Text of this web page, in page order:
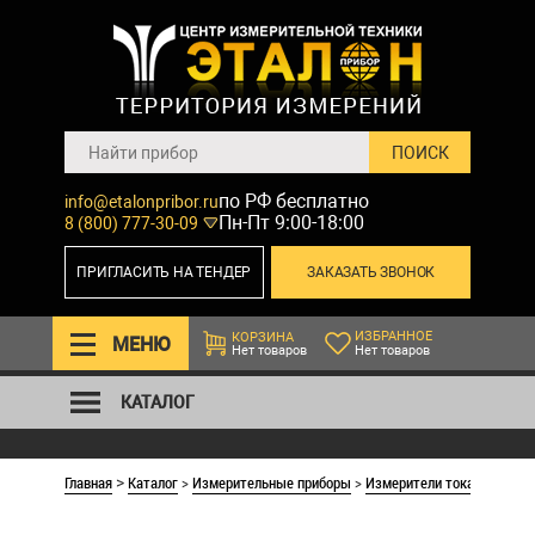
info@etalonpribor.ru
8 (800) 777-30-09
по РФ бесплатно
Пн-Пт 9:00-18:00
ЗАКАЗАТЬ ЗВОНОК
ПРИГЛАСИТЬ НА ТЕНДЕР
МЕНЮ
КОРЗИНА
Нет товаров
ИЗБРАННОЕ
Нет товаров
КАТАЛОГ
Главная >Каталог>Измерительные приборы >Измерители тока